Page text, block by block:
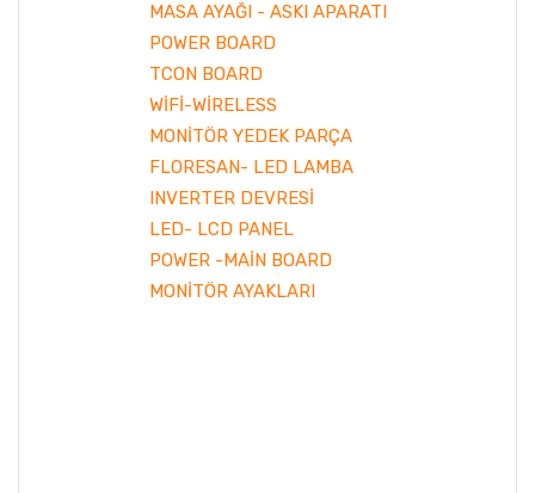
MASA AYAĞI - ASKI APARATI
POWER BOARD
TCON BOARD
WİFİ-WİRELESS
MONİTÖR YEDEK PARÇA
FLORESAN- LED LAMBA
INVERTER DEVRESİ
LED- LCD PANEL
POWER -MAİN BOARD
MONİTÖR AYAKLARI